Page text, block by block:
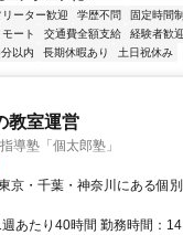
リーター歓迎 学歴不問 固定時間制
ート 交通費全額支給 経験者歓迎
以内 長期休暇あり 土日祝休み
教室運営
導塾「個太郎塾」
・千葉・神奈川にある個別
あたり40時間 勤務時間：